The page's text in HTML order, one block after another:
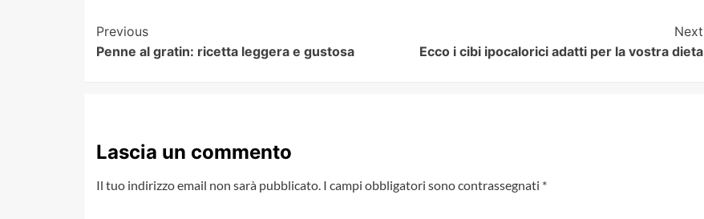
Post
Navigation
Previous
Penne al gratin: ricetta leggera e gustosa
Next
Ecco i cibi ipocalorici adatti per la vostra dieta
Lascia un commento
Il tuo indirizzo email non sarà pubblicato. I campi obbligatori sono contrassegnati *